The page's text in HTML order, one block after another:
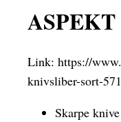
Link: https://
knivsliber-sort-
Skarpe